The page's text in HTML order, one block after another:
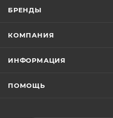
БРЕНДЫ
КОМПАНИЯ
ИНФОРМАЦИЯ
ПОМОЩЬ